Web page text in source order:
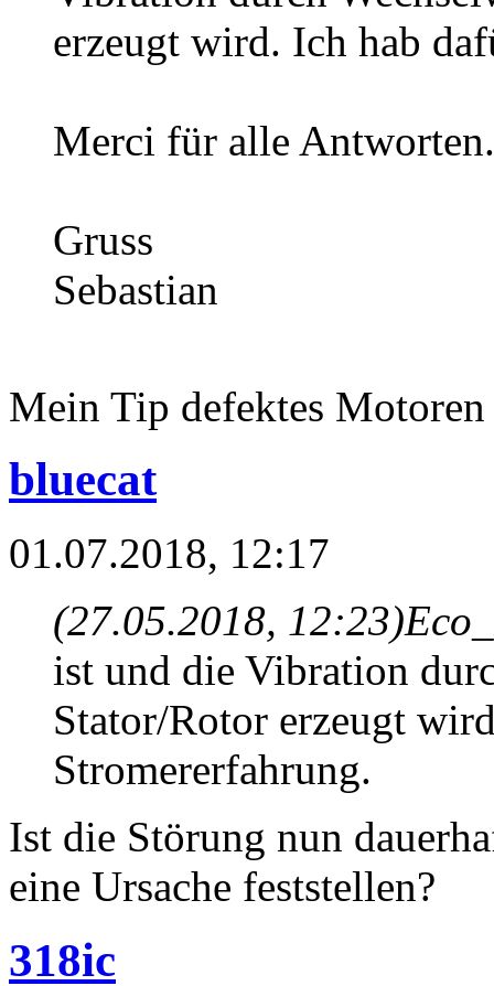
erzeugt wird. Ich hab
Merci für alle Antworten.
Gruss
Sebastian
Mein Tip defektes
bluecat
01.07.2018, 12:17
(27.05.2018, 12:23)
ist und die Vibration
Stator/Rotor erzeugt
Stromererfahrung.
Ist die Störung nun
eine Ursache feststellen?
318ic